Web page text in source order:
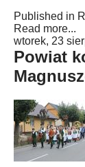
Published in
Read more...
wtorek, 23
Powiat